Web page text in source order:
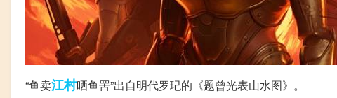
“鱼卖江村晒鱼罟”出自明代罗玘的《题曾光表山水图》。